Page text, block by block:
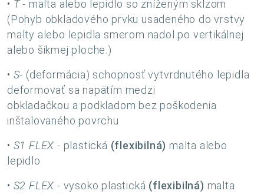
• T- malta alebo lepidlo so zníženým sklzom
(Pohyb obkladového prvku usadeného do vrstvy
malty alebo lepidla smerom nadol po vertikálnej
alebo šikmej ploche.)
• S- (deformácia) schopnosť vytvrdnutého lepidla
deformovať sa napätím medzi
obkladačkou a podkladom bez poškodenia
inštalovaného povrchu
• S1 FLEX - plastická (flexibilná) malta alebo
lepidlo
• S2 FLEX - vysoko plastická (flexibilná) malta